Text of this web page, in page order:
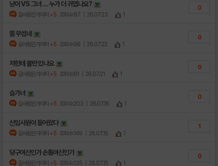
냥이 VS 그녀 .... 누가 더 귀엽나요?
갈사람은가야지 +5 조회수:97 | 26.07.23 1
0
쫌 무섭네
갈사람은가야지 +5 조회수:98 | 26.07.22 1
0
저한테 불만 있나요
갈사람은가야지 +5 조회수:91 | 26.07.21 1
0
슴가녀
갈사람은가야지 +5 조회수:203 | 26.07.16 1
0
신입사원이 들어왔다
갈사람은가야지 +5 조회수:149 | 26.07.15 1
1
당구여신인가 손톱여신인가
갈사람은가야지 +5 조회수:135 | 26.07.15 1
0